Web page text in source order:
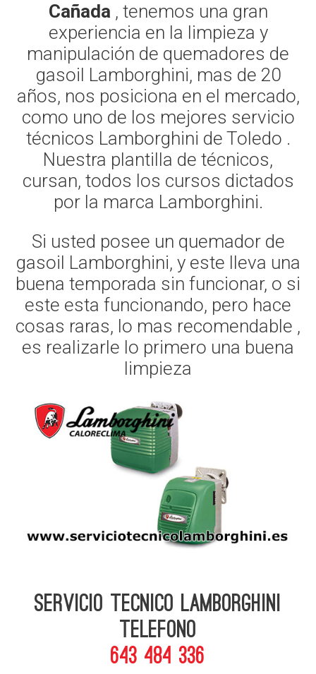
Cañada , tenemos una gran
experiencia en la limpieza y
manipulación de quemadores de
gasoil Lamborghini, mas de 20
años, nos posiciona en el mercado,
como uno de los mejores servicio
técnicos Lamborghini de Toledo .
Nuestra plantilla de técnicos,
cursan, todos los cursos dictados
por la marca Lamborghini.
Si usted posee un quemador de
gasoil Lamborghini, y este lleva una
buena temporada sin funcionar, o si
este esta funcionando, pero hace
cosas raras, lo mas recomendable ,
es realizarle lo primero una buena
limpieza
Servicio Tecnico Lamborghini
telefono
643 484 336